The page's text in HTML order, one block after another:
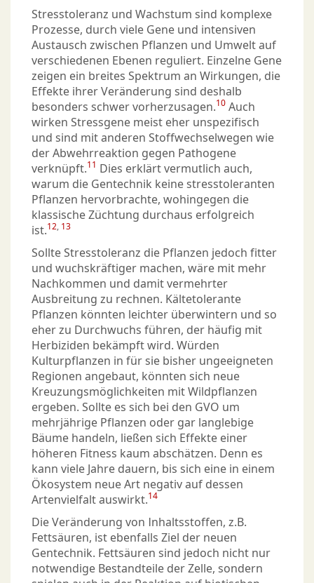
Stresstoleranz und Wachstum sind komplexe
Prozesse, durch viele Gene und intensiven
Austausch zwischen Pflanzen und Umwelt auf
verschiedenen Ebenen reguliert. Einzelne Gene
zeigen ein breites Spektrum an Wirkungen, die
Effekte ihrer Veränderung sind deshalb
besonders schwer vorherzusagen.10 Auch
wirken Stressgene meist eher unspezifisch
und sind mit anderen Stoffwechselwegen wie
der Abwehrreaktion gegen Pathogene
verknüpft.11 Dies erklärt vermutlich auch,
warum die Gentechnik keine stresstoleranten
Pflanzen hervorbrachte, wohingegen die
klassische Züchtung durchaus erfolgreich
ist.12 13
Sollte Stresstoleranz die Pflanzen jedoch fitter
und wuchskräftiger machen, wäre mit mehr
Nachkommen und damit vermehrter
Ausbreitung zu rechnen. Kältetolerante
Pflanzen könnten leichter überwintern und so
eher zu Durchwuchs führen, der häufig mit
Herbiziden bekämpft wird. Würden
Kulturpflanzen in für sie bisher ungeeigneten
Regionen angebaut, könnten sich neue
Kreuzungsmöglichkeiten mit Wildpflanzen
ergeben. Sollte es sich bei den GVO um
mehrjährige Pflanzen oder gar langlebige
Bäume handeln, ließen sich Effekte einer
höheren Fitness kaum abschätzen. Denn es
kann viele Jahre dauern, bis sich eine in einem
Ökosystem neue Art negativ auf dessen
Artenvielfalt auswirkt.14
Die Veränderung von Inhaltsstoffen, z.B.
Fettsäuren, ist ebenfalls Ziel der neuen
Gentechnik. Fettsäuren sind jedoch nicht nur
notwendige Bestandteile der Zelle, sondern